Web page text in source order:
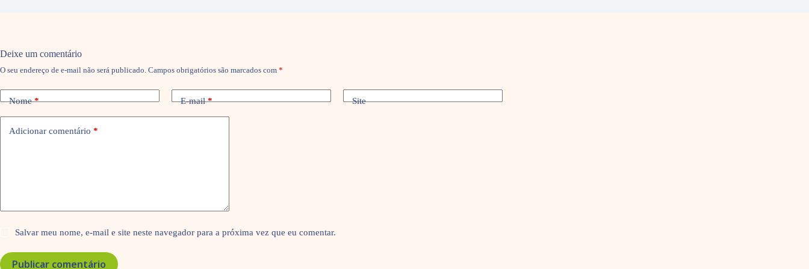
Deixe um comentário
O seu endereço de e-mail não será publicado. Campos obrigatórios são marcados com *
Nome* E-mail* Site
Adicionar comentário *
Salvar meu nome, e-mail e site neste navegador para a próxima vez que eu comentar.
Publicar comentário